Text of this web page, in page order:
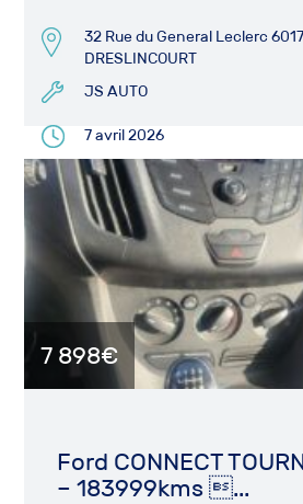
32 Rue du General Leclerc
DRESLINCOURT
JS AUTO
7 avril 2026
7 898€
Ford CONNECT
– 183999kms ...